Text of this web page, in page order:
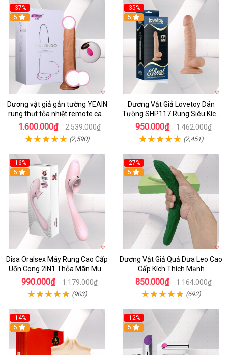
-37%
5
Dương vật giả gắn tường YEAIN
rung thụt tỏa nhiệt remote cao
cấp
1.600.000₫ 2.539.000₫
(2,590)
-35%
5
Dương Vật Giả Lovetoy Dán
Tường SHP117 Rung Siêu Kích
Thích
950.000₫ 1.462.000₫
(2,451)
-16%
5
Disa Oralsex Máy Rung Cao Cấp
Uốn Cong 2IN1 Thỏa Mãn Mua
Ngay
990.000₫ 1.179.000₫
(903)
-27%
5
Dương Vật Giả Quả Dưa Leo Cao
Cấp Kích Thích Mạnh
850.000₫ 1.164.000₫
(692)
-14%
5
-12%
5